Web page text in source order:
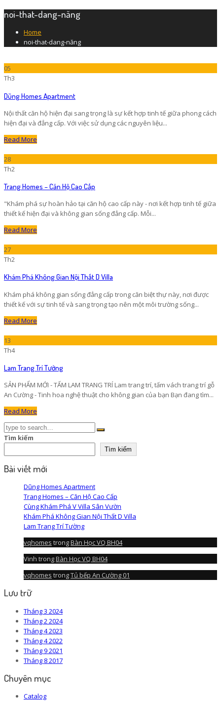
noi-that-dang-năng
Home
noi-that-dang-năng
05
Th3
Dũng Homes Apartment
Nội thất căn hộ hiện đại sang trọng là sự kết hợp tinh tế giữa phong cách
hiện đại và đẳng cấp. Với việc sử dụng các nguyên liệu...
Read More
28
Th2
Trang Homes – Căn Hộ Cao Cấp
"Khám phá sự hoàn hảo tại căn hộ cao cấp này - nơi kết hợp tinh tế giữa
thiết kế hiện đại và không gian sống đẳng cấp. Mỗi...
Read More
27
Th2
Khám Phá Không Gian Nội Thất D Villa
Khám phá không gian sống đẳng cấp trong căn biệt thự này, nơi được
thiết kế với sự tinh tế và sang trọng tạo nên một môi trường sống...
Read More
13
Th4
Lam Trang Trí Tường
SẢN PHẨM MỚI - TẤM LAM TRANG TRÍ Lam trang trí, tấm vách trang trí gỗ
An Cường - Tinh hoa nghệ thuật cho không gian của bạn Bạn đang tìm...
Read More
Tìm kiếm
Tìm kiếm
Bài viết mới
Dũng Homes Apartment
Trang Homes – Căn Hộ Cao Cấp
Cùng Khám Phá V Villa Sân Vườn
Khám Phá Không Gian Nội Thất D Villa
Lam Trang Trí Tường
vqhomes trongBàn Học VQ BH04
Vinh trongBàn Học VQ BH04
vqhomes trongTủ bếp An Cường 01
Lưu trữ
Tháng 3 2024
Tháng 2 2024
Tháng 4 2023
Tháng 4 2022
Tháng 9 2021
Tháng 8 2017
Chuyên mục
Catalog